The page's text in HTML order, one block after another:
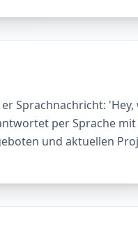
Sprachnachricht:
per Sprache
und aktuellen